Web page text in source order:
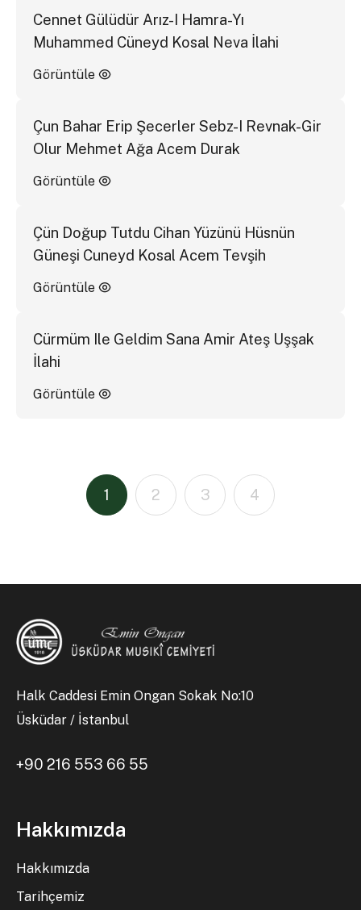
Cennet Gülüdür Arız-I Hamra-Yı
Muhammed Cüneyd Kosal Neva İlahi
Görüntüle
Çun Bahar Erip Şecerler Sebz-I Revnak-Gir
Olur Mehmet Ağa Acem Durak
Görüntüle
Çün Doğup Tutdu Cihan Yüzünü Hüsnün
Güneşi Cuneyd Kosal Acem Tevşih
Görüntüle
Cürmüm Ile Geldim Sana Amir Ateş Uşşak
İlahi
Görüntüle
1 2 3 4
Halk Caddesi Emin Ongan Sokak No:10
Üsküdar / İstanbul
+90 216 553 66 55
Hakkımızda
Hakkımızda
Tarihçemiz